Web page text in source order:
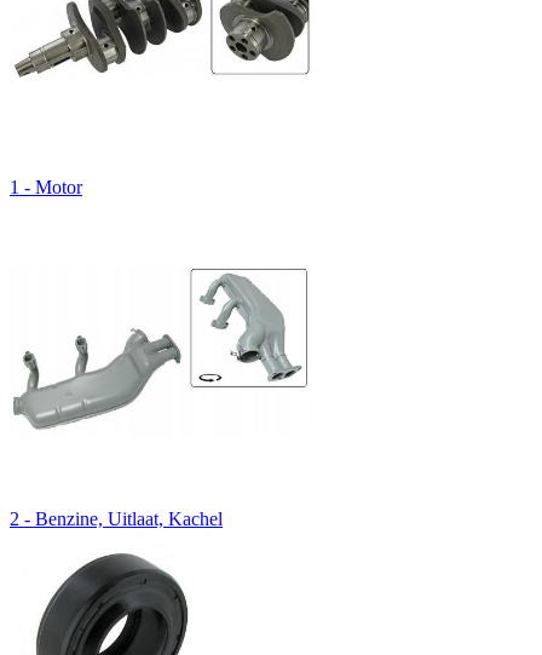
1 - Motor
2 - Benzine, Uitlaat, Kachel